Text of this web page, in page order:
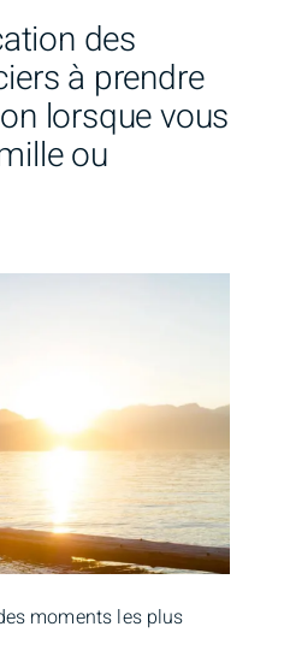
des
à prendre
lorsque vous
ou
moments les plus